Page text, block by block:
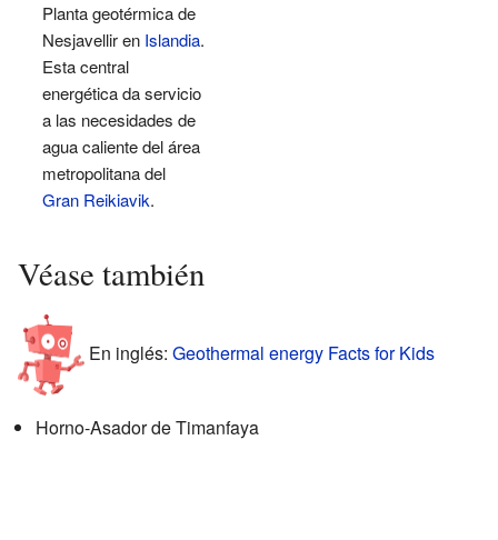
Planta geotérmica de
Nesjavellir en Islandia.
Esta central
energética da servicio
a las necesidades de
agua caliente del área
metropolitana del
Gran Reikiavik.
Véase también
En inglés: Geothermal energy Facts for Kids
Horno-Asador de Timanfaya